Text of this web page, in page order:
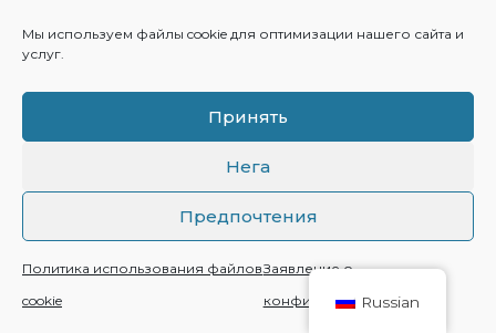
Мы используем файлы cookie для оптимизации нашего сайта и
услуг.
Принять
Нега
Предпочтения
Политика использования файлов
cookie
Заявление о
конфиденциальности
Физическое лицо, юридическое лицо,
государственная администрация и любая другая
организация, которая обрабатывает персональные
данные по поручению Контролера, как указано в
настоящей политике конфиденциальности.
Контролер (или
держатель) данных
Russian